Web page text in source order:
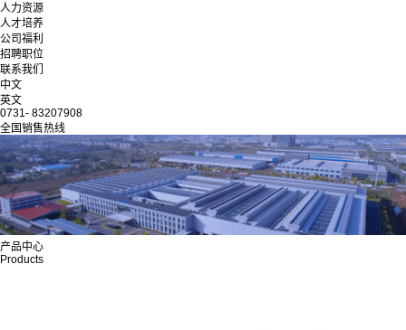
人力资源
人才培养
公司福利
招聘职位
联系我们
中文
英文
0731- 83207908
全国销售热线
产品中心
Products